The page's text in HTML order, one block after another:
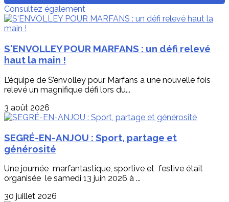
Consultez également
S'ENVOLLEY POUR MARFANS : un défi relevé
haut la main !
L’équipe de S’envolley pour Marfans a une nouvelle fois
relevé un magnifique défi lors du...
3 août 2026
SEGRÉ-EN-ANJOU : Sport, partage et
générosité
Une journée marfantastique, sportive et festive était
organisée le samedi 13 juin 2026 à ...
30 juillet 2026